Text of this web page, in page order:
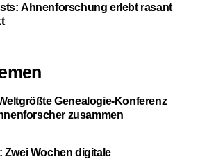
Ahnenforschung erlebt rasant
Genealogie-Konferenz
zusammen
Zwei Wochen digitale